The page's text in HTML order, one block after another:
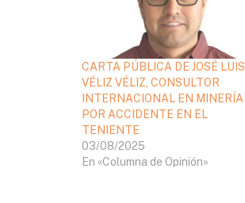
CARTA PÚBLICA DE JOSÉ LUIS
VÉLIZ VÉLIZ, CONSULTOR
INTERNACIONAL EN MINERÍA
POR ACCIDENTE EN EL
TENIENTE
03/08/2025
En «Columna de Opinión»